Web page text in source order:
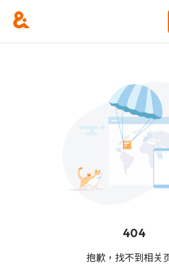
404
抱歉，找不到相关